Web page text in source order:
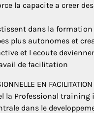
la capacite a creer
dans la
plus autonomes et
et l ecoute
de facilitation
EN FACILITATION
la Professional
dans le